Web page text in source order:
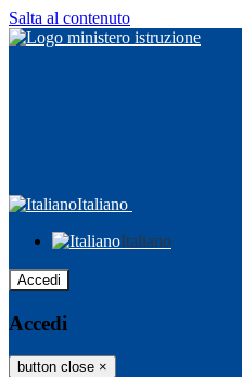
Salta al contenuto
Italiano
Italiano
Accedi
Accedi
button close ×